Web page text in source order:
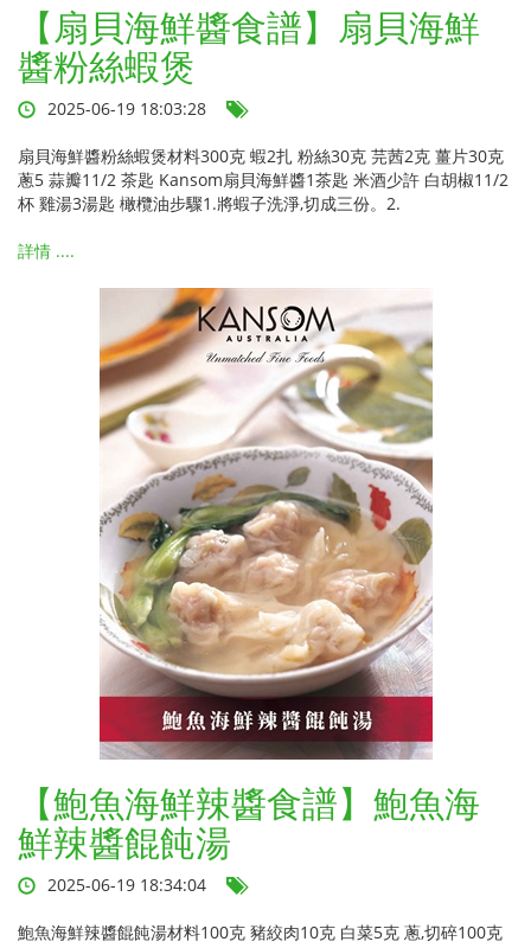
【扇貝海鮮醬食譜】扇貝海鮮
醬粉絲蝦煲
2025-06-19 18:03:28
扇貝海鮮醬粉絲蝦煲材料300克 蝦2扎 粉絲30克 芫茜2克 薑片30克
蔥5 蒜瓣11/2 茶匙 Kansom扇貝海鮮醬1茶匙 米酒少許 白胡椒11/2
杯 雞湯3湯匙 橄欖油步驟1.將蝦子洗淨,切成三份。2.
詳情 ....
【鮑魚海鮮辣醬食譜】鮑魚海
鮮辣醬餛飩湯
2025-06-19 18:34:04
鮑魚海鮮辣醬餛飩湯材料100克 豬絞肉10克 白菜5克 蔥,切碎100克